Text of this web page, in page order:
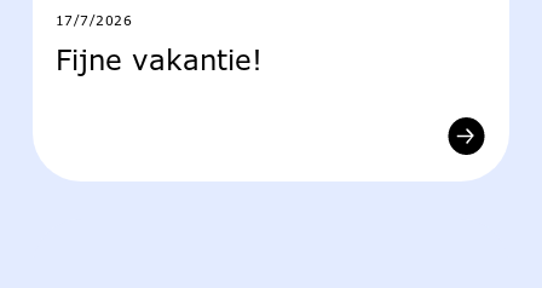
17/7/2026
Fijne vakantie!